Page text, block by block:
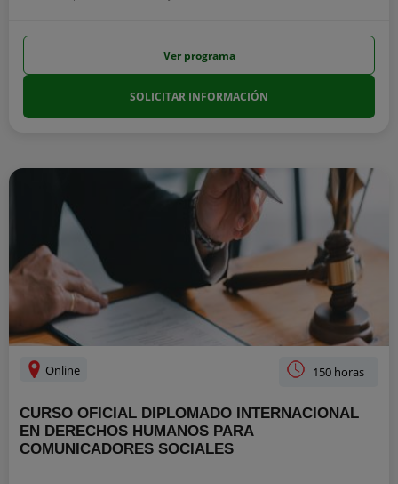
Ver programa
SOLICITAR INFORMACIÓN
Online 150 horas
CURSO OFICIAL DIPLOMADO INTERNACIONAL
EN DERECHOS HUMANOS PARA
COMUNICADORES SOCIALES